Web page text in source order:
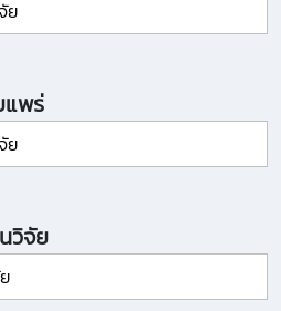
ย
พร่
ย
วิจัย